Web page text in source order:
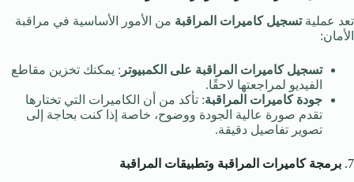
تعد عمليةتسجيل كاميرات المراقبة من الأمور الأساسية في مراقبة
الأمان:
تسجيل كاميرات المراقبة على الكمبيوتر : يمكنك تخزين مقاطع
الفيديو لمراجعتها لاحقًا.
جودة كاميرات المراقبة: تأكد من أن الكاميرات التي تختارها
تقدم صورة عالية الجودة ووضوح، خاصة إذا كنت بحاجة إلى
تصوير تفاصيل دقيقة.
7. برمجة كاميرات المراقبة وتطبيقات المراقبة